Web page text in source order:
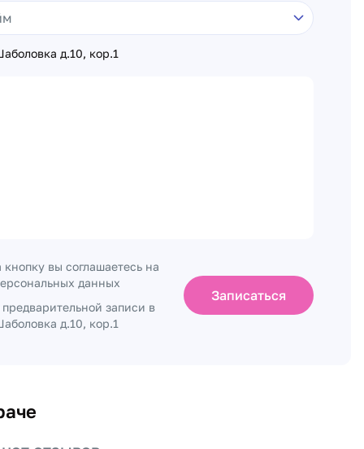
д.10, кор.1
вы соглашаетесь на
данных
предварительной записи в
д.10, кор.1
Записаться